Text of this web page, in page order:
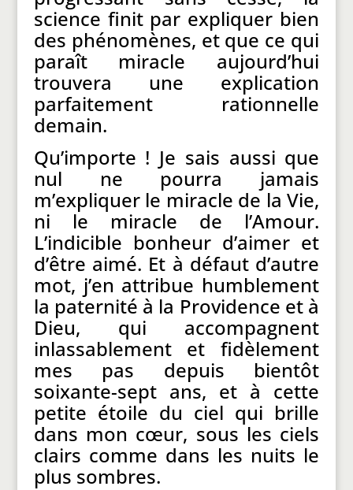
science finit par expliquer bien
des phénomènes, et que ce qui
paraît miracle aujourd’hui
trouvera une explication
parfaitement rationnelle
demain.
Qu’importe ! Je sais aussi que
nul ne pourra jamais
m’expliquer le miracle de la Vie,
ni le miracle de l’Amour.
L’indicible bonheur d’aimer et
d’être aimé. Et à défaut d’autre
mot, j’en attribue humblement
la paternité à la Providence et à
Dieu, qui accompagnent
inlassablement et fidèlement
mes pas depuis bientôt
soixante-sept ans, et à cette
petite étoile du ciel qui brille
dans mon cœur, sous les ciels
clairs comme dans les nuits le
plus sombres.